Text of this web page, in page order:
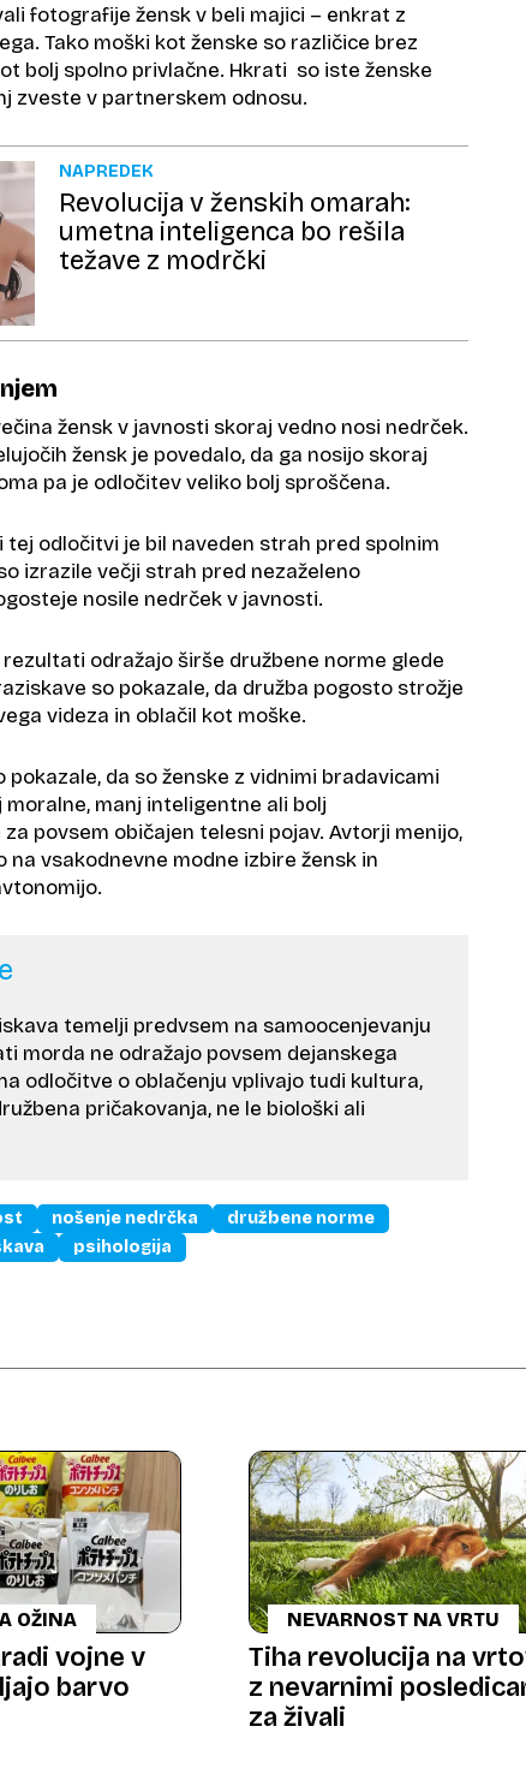
fotografije žensk v beli majici – enkrat z
Tako moški kot ženske so različice brez
bolj spolno privlačne. Hkrati so iste ženske
zveste v partnerskem odnosu.
NAPREDEK
Revolucija v ženskih omarah:
umetna inteligenca bo rešila
težave z modrčki
žensk v javnosti skoraj vedno nosi nedrček.
žensk je povedalo, da ga nosijo skoraj
pa je odločitev veliko bolj sproščena.
tej odločitvi je bil naveden strah pred spolnim
izrazile večji strah pred nezaželeno
nosile nedrček v javnosti.
odražajo širše družbene norme glede
so pokazale, da družba pogosto strožje
videza in oblačil kot moške.
da so ženske z vidnimi bradavicami
manj inteligentne ali bolj
povsem običajen telesni pojav. Avtorji menijo,
vsakodnevne modne izbire žensk in
temelji predvsem na samoocenjevanju
morda ne odražajo povsem dejanskega
odločitve o oblačenju vplivajo tudi kultura,
pričakovanja, ne le biološki ali
nošenje nedrčka
družbene norme
psihologija
OŽINA
vojne v
barvo
NEVARNOST NA VRTU
Tiha revolucija na
z nevarnimi
za živali